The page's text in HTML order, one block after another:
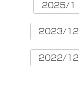
2025/1
2023/12
2022/12